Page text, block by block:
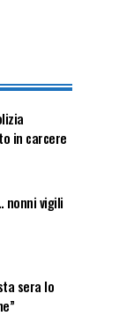
in carcere
nonni vigili
sera lo